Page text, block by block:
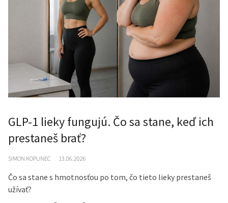
GLP-1 lieky fungujú. Čo sa stane, keď ich
prestaneš brať?
SIMON KOPUNEC 13.06.2026
Čo sa stane s hmotnosťou po tom, čo tieto lieky prestaneš
užívať?